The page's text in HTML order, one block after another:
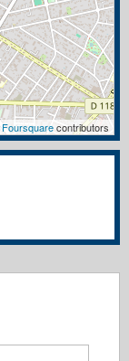
Foursquarecontributors